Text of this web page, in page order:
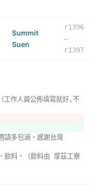
Summit
Suen
r1396
–
r1397